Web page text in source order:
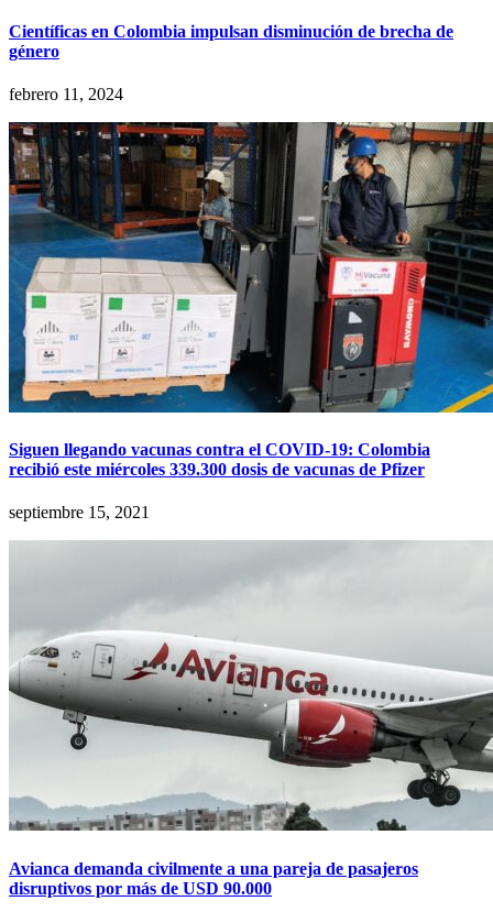
Científicas en Colombia impulsan disminución de brecha de
género
febrero 11, 2024
Siguen llegando vacunas contra el COVID-19: Colombia
recibió este miércoles 339.300 dosis de vacunas de Pfizer
septiembre 15, 2021
Avianca demanda civilmente a una pareja de pasajeros
disruptivos por más de USD 90.000